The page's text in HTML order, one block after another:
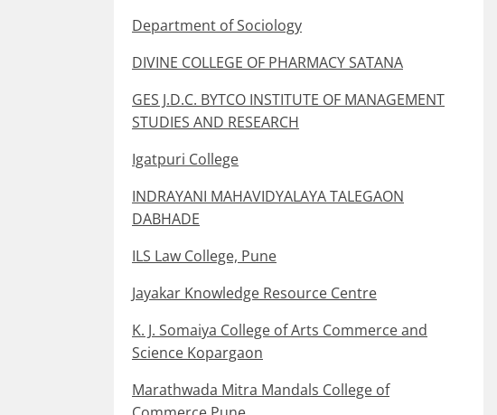
Department of Sociology
DIVINE COLLEGE OF PHARMACY SATANA
GES J.D.C. BYTCO INSTITUTE OF MANAGEMENT
STUDIES AND RESEARCH
Igatpuri College
INDRAYANI MAHAVIDYALAYA TALEGAON
DABHADE
ILS Law College, Pune
Jayakar Knowledge Resource Centre
K. J. Somaiya College of Arts Commerce and
Science Kopargaon
Marathwada Mitra Mandals College of